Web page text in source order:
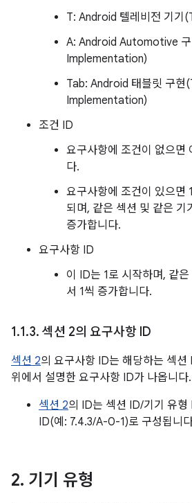
T: Android 텔레비전 기기
A: Android Automotive
Implementation)
Tab: Android 태블릿 구현
Implementation)
조건 ID
요구사항에 조건이 없으면
다.
요구사항에 조건이 있으면
되며, 같은 섹션 및 같은 기
증가합니다.
요구사항 ID
이 ID는 1로 시작하며, 같
서 1씩 증가합니다.
1.1.3. 섹션 2의 요구사항 ID
섹션 2의 요구사항 ID는 해당하는 섹션
위에서 설명한 요구사항 ID가 나옵니다.
섹션 2의 ID는 섹션 ID/기기 유
ID(예: 7.4.3/A-0-1)로 구성됩니
2. 기기 유형